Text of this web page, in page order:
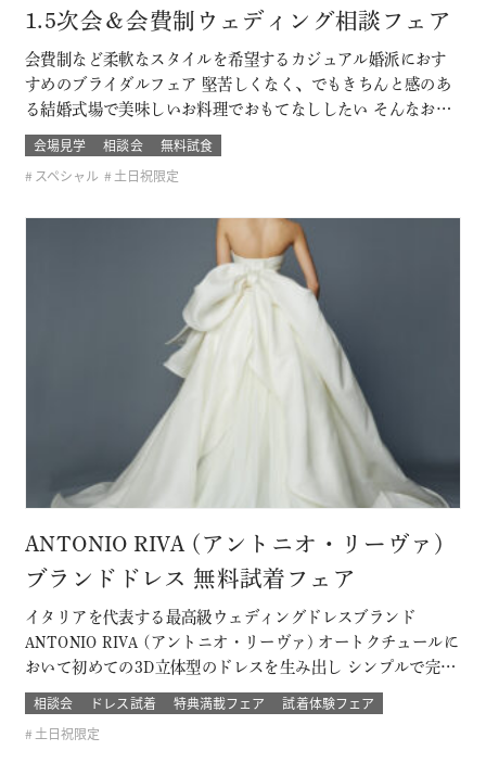
1.5次会＆会費制ウェディング相談フェア
会費制など柔軟なスタイルを希望するカジュアル婚派におす
すめのブライダルフェア 堅苦しくなく、でもきちんと感のあ
る結婚式場で美味しいお料理でおもてなししたい そんなおふ
たりに必見です！ このフェアに含まれるコンテンツ
会場見学 相談会
無料試食
スペシャル
土日祝限定
ANTONIO RIVA (アントニオ・リーヴァ)
ブランドドレス 無料試着フェア
イタリアを代表する最高級ウェディングドレスブランド
ANTONIO RIVA (アントニオ・リーヴァ) オートクチュールに
おいて初めての3D立体型のドレスを生み出し シンプルで完璧
なライン、理想的なプロポーションと個性を兼ね備えていま
す。 上質な素材と卓悦した仕立て。 花嫁の個性と気品を際立
たせ、特別な日を格別に輝かせてくれるドレス 結婚式当日の
相談会 ドレス試着 特典満載フェア
試着体験フェア
土日祝限定